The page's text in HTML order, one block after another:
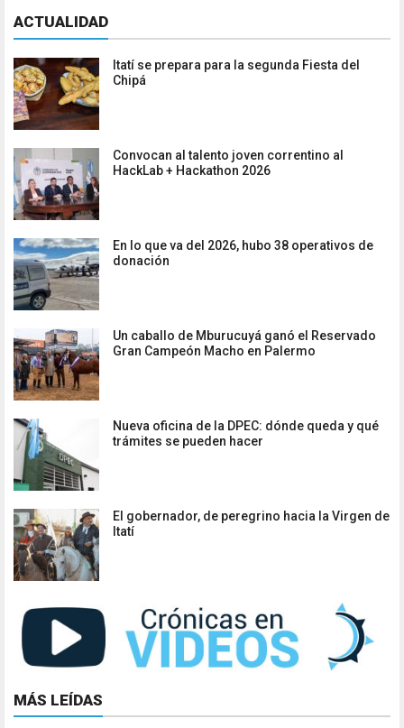
ACTUALIDAD
Itatí se prepara para la segunda Fiesta del
Chipá
Convocan al talento joven correntino al
HackLab + Hackathon 2026
En lo que va del 2026, hubo 38 operativos de
donación
Un caballo de Mburucuyá ganó el Reservado
Gran Campeón Macho en Palermo
Nueva oficina de la DPEC: dónde queda y qué
trámites se pueden hacer
El gobernador, de peregrino hacia la Virgen de
Itatí
MÁS LEÍDAS